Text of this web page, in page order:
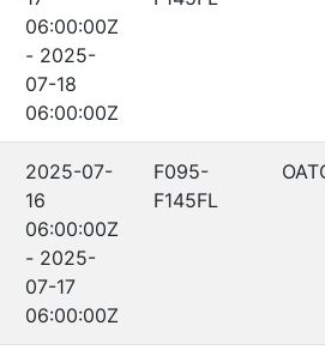
06:00:00Z
- 2025-
07-18
06:00:00Z
2025-07-
16
06:00:00Z
- 2025-
07-17
06:00:00Z
F095-
F145FL